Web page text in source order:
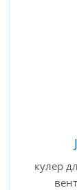
кулер